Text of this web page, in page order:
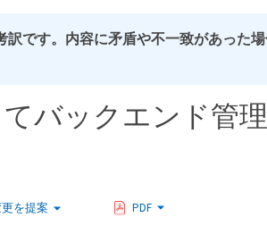
訳です。内容に矛盾や不一致があった
バックエンド管
を提案 PDF